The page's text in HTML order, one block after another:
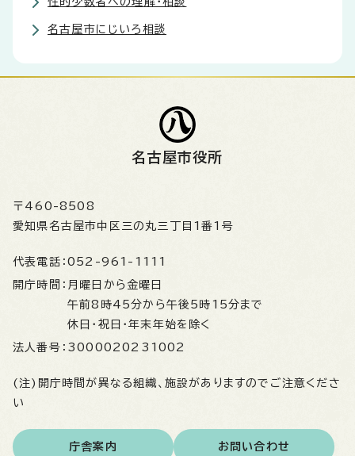
名古屋市にじいろ相談
名古屋市役所
〒460-8508
愛知県名古屋市中区三の丸三丁目1番1号
代表電話： 052-961-1111
開庁時間： 月曜日から金曜日
午前8時45分から午後5時15分まで
休日・祝日・年末年始を除く
法人番号： 3000020231002
(注)開庁時間が異なる組織、施設がありますのでご注意くださ
い
庁舎案内 お問い合わせ